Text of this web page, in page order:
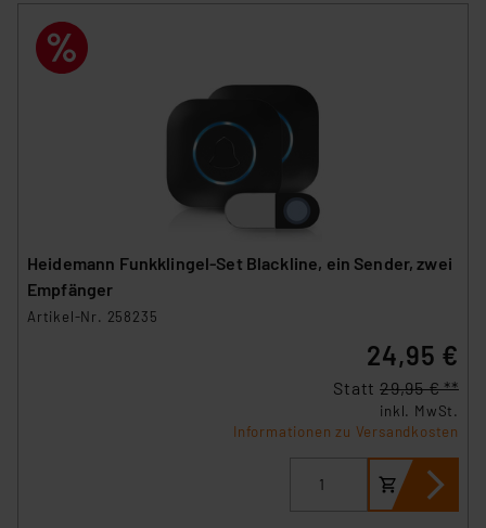
Heidemann Funkklingel-Set Blackline, ein Sender, zwei
Empfänger
Artikel-Nr. 258235
24,95 €
Statt 29,95 € **
inkl. MwSt.
Informationen zu Versandkosten